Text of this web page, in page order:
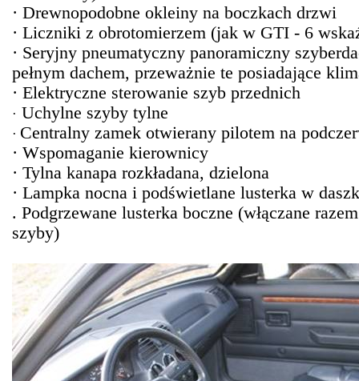
· Drewnopodobne okleiny na boczkach drzwi
· Liczniki z obrotomierzem (jak w GTI - 6
· Seryjny pneumatyczny panoramiczny
pełnym dachem, przeważnie te posiadające
· Elektryczne sterowanie szyb przednich
· Uchylne szyby tylne
· Centralny zamek otwierany pilotem na
· Wspomaganie kierownicy
· Tylna kanapa rozkładana, dzielona
· Lampka nocna i podświetlane lusterka w
. Podgrzewane lusterka boczne (włączane
szyby)